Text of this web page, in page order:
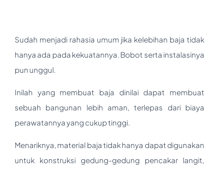
Sudah menjadi rahasia umum jika kelebihan baja tidak
hanya ada pada kekuatannya. Bobot serta instalasinya
pun unggul.
Inilah yang membuat baja dinilai dapat membuat
sebuah bangunan lebih aman, terlepas dari biaya
perawatannya yang cukup tinggi.
Menariknya, material baja tidak hanya dapat digunakan
untuk konstruksi gedung-gedung pencakar langit,